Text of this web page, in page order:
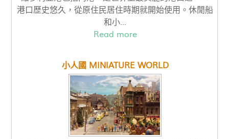
港口歷史悠久，從原住民居住時期就開始使用。休閒船
和小...
Read more
小人國 MINIATURE WORLD